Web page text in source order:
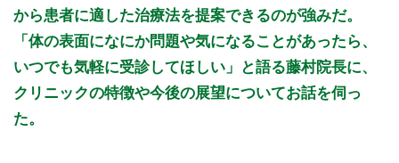
から患者に適した治療法を提案できるのが強みだ。
「体の表面になにか問題や気になることがあったら、
いつでも気軽に受診してほしい」と語る藤村院長に、
クリニックの特徴や今後の展望についてお話を伺っ
た。